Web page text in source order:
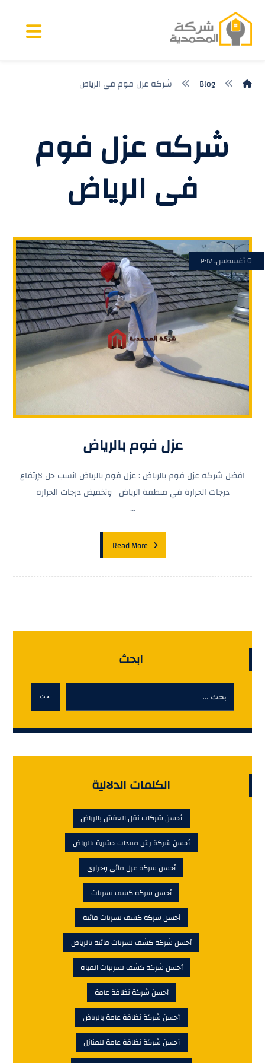
Blog شركه عزل فوم فى الرياض
شركه عزل فوم
فى الرياض
عزل فوم بالرياض
٥ أغسطس، ٢٠١٧
افضل شركه عزل فوم بالرياض : عزل فوم بالرياض انسب حل لإرتفاع
درجات الحرارة في منطقة الرياض وتخفيض درجات الحراره
...
Read More
ابحث
بحث
الكلمات الدلالية
أحسن شركات نقل العفش بالرياض
أحسن شركة رش مبيدات حشرية بالرياض
أحسن شركة عزل مائي وحرارى
أحسن شركة كشف تسربات
أحسن شركة كشف تسربات مائية
أحسن شركة كشف تسربات مائية بالرياض
أحسن شركة كشف تسريبات المياة
أحسن شركة نظافة عامة
أحسن شركة نظافة عامة بالرياض
أحسن شركة نظافة عامة للمنازل